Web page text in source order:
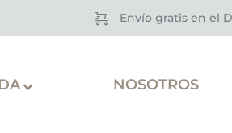
Envío gratis en el
NOSOTROS